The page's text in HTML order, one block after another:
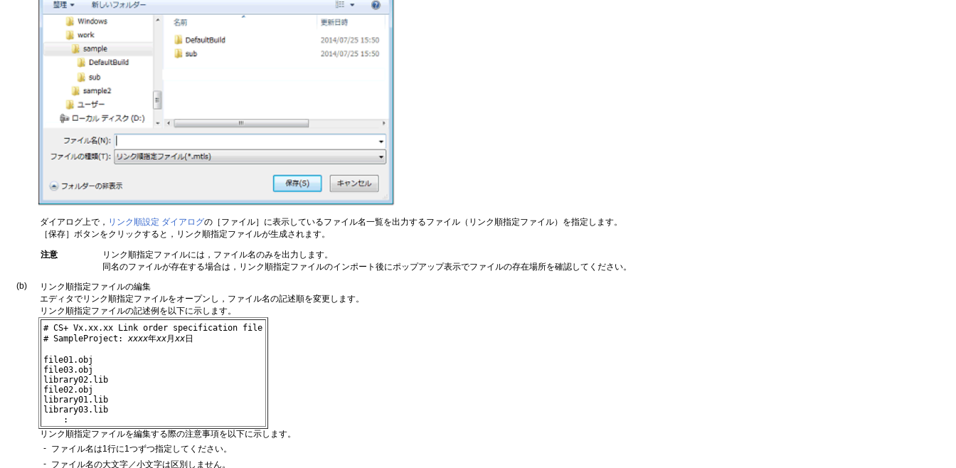
ダイアログ上で， リンク順設定 ダイアログの［ファイル］に表示しているファイル名一覧を出力するファイル（リンク順指定ファイル）を指定します。
［保存］ボタンをクリックすると，リンク順指定ファイルが生成されます。
注意
リンク順指定ファイルには，ファイル名のみを出力します。
同名のファイルが存在する場合は，リンク順指定ファイルのインポート後にポップアップ表示でファイルの存在場所を確認してください。
(b)
リンク順指定ファイルの編集
エディタでリンク順指定ファイルをオープンし，ファイル名の記述順を変更します。
リンク順指定ファイルの記述例を以下に示します。
# CS+ Vx.xx.xx Link order specification file
# SampleProject: xxxx年xx月xx日
file01.obj
file03.obj
library02.lib
file02.obj
library01.lib
library03.lib
    :
リンク順指定ファイルを編集する際の注意事項を以下に示します。
- ファイル名は1行に1つずつ指定してください。
- ファイル名の大文字／小文字は区別しません。